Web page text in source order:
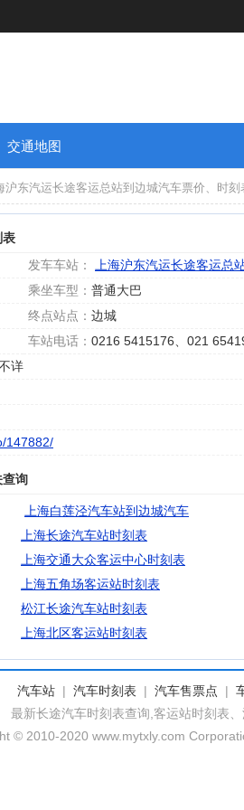
交通地图
沪东汽运长途客运总站到边城汽车票价、时刻
表
发车车站：
上海沪东汽运长途客运总
乘坐车型： 普通大巴
终点站点： 边城
车站电话： 0216 5415176、021
详
147882/
查询
上海白莲泾汽车站到边城汽车
上海长途汽车站时刻表
上海交通大众客运中心时刻表
上海五角场客运站时刻表
松江长途汽车站时刻表
上海北区客运站‎时刻表
汽车站 | 汽车时刻表 | 汽车售票点 |
最新长途汽车时刻表查询,客运站时刻表
© 2010-2020 www.mytxly.com